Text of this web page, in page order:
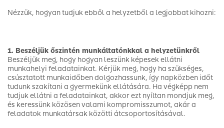
Nézzük, hogyan tudjuk ebből a helyzetből a legjobbat kihozni:
1. Beszéljük őszintén munkáltatónkkal a helyzetünkről
Beszéljük meg, hogy hogyan leszünk képesek ellátni
munkahelyi feladatainkat. Kérjük meg, hogy ha szükséges,
csúsztatott munkaidőben dolgozhassunk, így napközben időt
tudunk szakítani a gyermekünk ellátására. Ha végképp nem
tudjuk ellátni a feladatainkat, akkor ezt nyíltan mondjuk meg,
és keressünk közösen valami kompromisszumot, akár a
feladatok munkatársak közötti átcsoportosításával.